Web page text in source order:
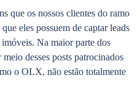
que os nossos clientes do ramo
eles possuem de captar leads
Na maior parte dos
desses posts patrocinados
o OLX, não estão totalmente